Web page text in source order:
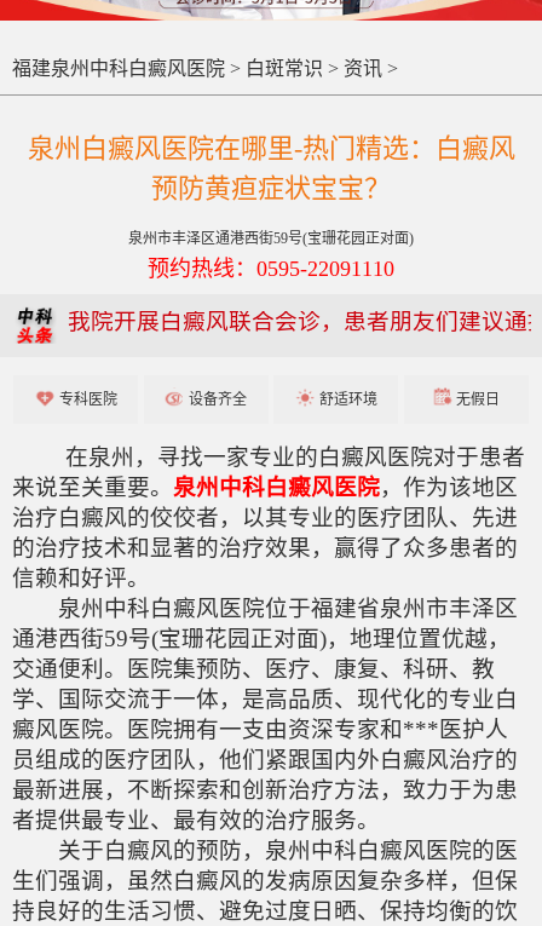
福建泉州中科白癜风医院 > 白斑常识 > 资讯 >
泉州白癜风医院在哪里-热门精选：白癜风
预防黄疸症状宝宝？
泉州市丰泽区通港西街59号(宝珊花园正对面)
预约热线：0595-22091110
我院开展白癜风联合会诊，患者朋友们建议通
专科医院 设备齐全 舒适环境 无假日
在泉州，寻找一家专业的白癜风医院对于患者
来说至关重要。 泉州中科白癜风医院，作为该地区
治疗白癜风的佼佼者，以其专业的医疗团队、先进
的治疗技术和显著的治疗效果，赢得了众多患者的
信赖和好评。
泉州中科白癜风医院位于福建省泉州市丰泽区
通港西街59号(宝珊花园正对面)，地理位置优越，
交通便利。医院集预防、医疗、康复、科研、教
学、国际交流于一体，是高品质、现代化的专业白
癜风医院。医院拥有一支由资深专家和***医护人
员组成的医疗团队，他们紧跟国内外白癜风治疗的
最新进展，不断探索和创新治疗方法，致力于为患
者提供最专业、最有效的治疗服务。
关于白癜风的预防，泉州中科白癜风医院的医
生们强调，虽然白癜风的发病原因复杂多样，但保
持良好的生活习惯、避免过度日晒、保持均衡的饮